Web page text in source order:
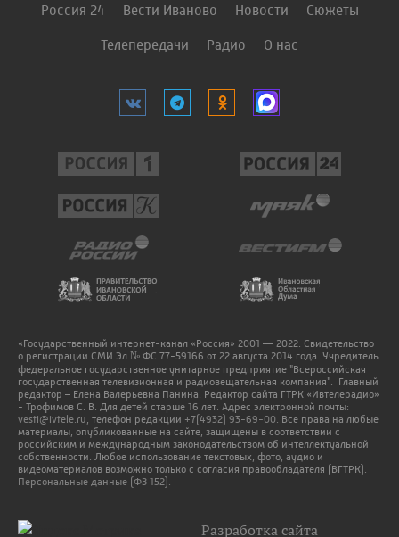
Россия 24 Вести Иваново Новости Сюжеты
Телепередачи Радио О нас
«Государственный интернет-канал «Россия» 2001 — 2022. Свидетельство
о регистрации СМИ Эл № ФС 77-59166 от 22 августа 2014 года. Учредитель
федеральное государственное унитарное предприятие "Всероссийская
государственная телевизионная и радиовещательная компания". Главный
редактор – Елена Валерьевна Панина. Редактор сайта ГТРК «Ивтелерадио»
- Трофимов С. В. Для детей старше 16 лет. Адрес электронной почты:
vesti@ivtele.ru, телефон редакции +7(4932) 93-69-00. Все права на любые
материалы, опубликованные на сайте, защищены в соответствии с
российским и международным законодательством об интеллектуальной
собственности. Любое использование текстовых, фото, аудио и
видеоматериалов возможно только с согласия правообладателя (ВГТРК).
Персональные данные (ФЗ 152).
Разработка сайта